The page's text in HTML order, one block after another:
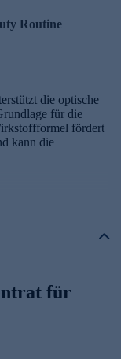
Routine
die optische
für die
fördert
kann die
der
der Dichte
für